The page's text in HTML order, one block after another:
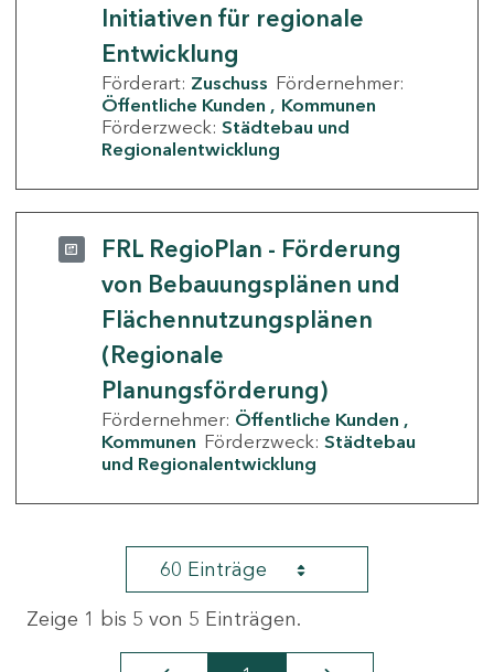
Initiativen für regionale
Entwicklung
Förderart: Zuschuss Fördernehmer:
Öffentliche Kunden
Kommunen
Förderzweck: Städtebau und
Regionalentwicklung
FRL RegioPlan - Förderung
von Bebauungsplänen und
Flächennutzungsplänen
(Regionale
Planungsförderung)
Fördernehmer: Öffentliche Kunden
Kommunen Förderzweck: Städtebau
und Regionalentwicklung
60 Einträge
Zeige 1 bis 5 von 5 Einträgen.